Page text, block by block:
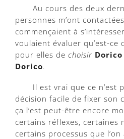
Au cours des deux
personnes m’ont
commençaient à
voulaient évaluer qu’est-ce
pour elles de choisir Dorico
Dorico.
Il est vrai que ce n’est
décision facile de fixer son
ça l’est peut-être encore
certains réflexes, certaines
certains processus que